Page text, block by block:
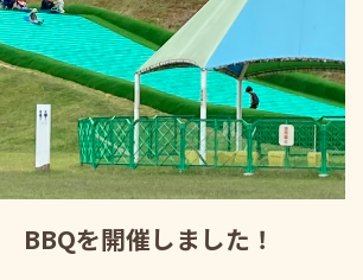
を開催しました！